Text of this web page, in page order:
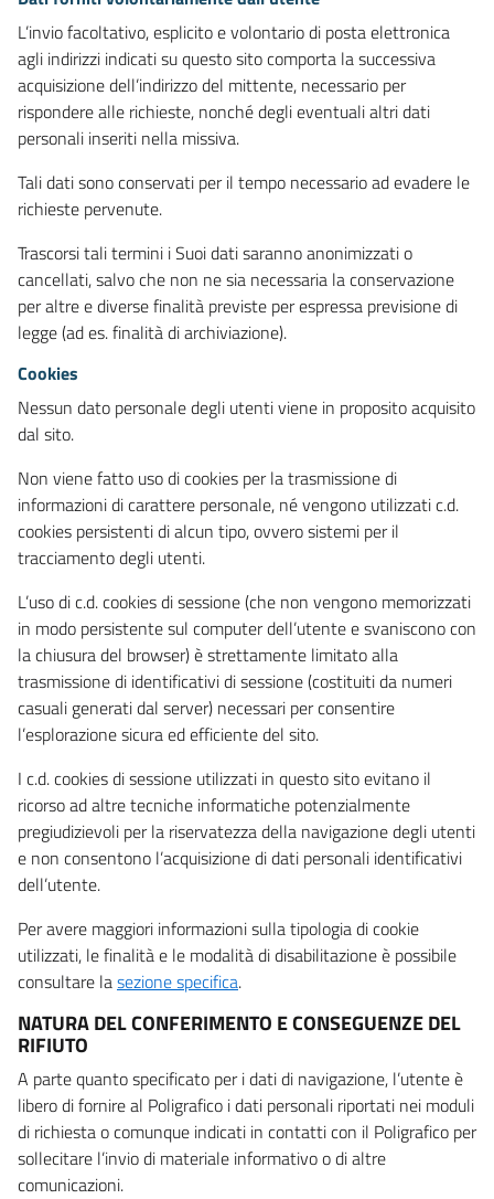
L’invio facoltativo, esplicito e volontario di posta elettronica
agli indirizzi indicati su questo sito comporta la successiva
acquisizione dell’indirizzo del mittente, necessario per
rispondere alle richieste, nonché degli eventuali altri dati
personali inseriti nella missiva.
Tali dati sono conservati per il tempo necessario ad evadere le
richieste pervenute.
Trascorsi tali termini i Suoi dati saranno anonimizzati o
cancellati, salvo che non ne sia necessaria la conservazione
per altre e diverse finalità previste per espressa previsione di
legge (ad es. finalità di archiviazione).
Cookies
Nessun dato personale degli utenti viene in proposito acquisito
dal sito.
Non viene fatto uso di cookies per la trasmissione di
informazioni di carattere personale, né vengono utilizzati c.d.
cookies persistenti di alcun tipo, ovvero sistemi per il
tracciamento degli utenti.
L’uso di c.d. cookies di sessione (che non vengono memorizzati
in modo persistente sul computer dell’utente e svaniscono con
la chiusura del browser) è strettamente limitato alla
trasmissione di identificativi di sessione (costituiti da numeri
casuali generati dal server) necessari per consentire
l’esplorazione sicura ed efficiente del sito.
I c.d. cookies di sessione utilizzati in questo sito evitano il
ricorso ad altre tecniche informatiche potenzialmente
pregiudizievoli per la riservatezza della navigazione degli utenti
e non consentono l’acquisizione di dati personali identificativi
dell’utente.
Per avere maggiori informazioni sulla tipologia di cookie
utilizzati, le finalità e le modalità di disabilitazione è possibile
consultare lasezione specifica.
NATURA DEL CONFERIMENTO E CONSEGUENZE DEL
RIFIUTO
A parte quanto specificato per i dati di navigazione, l’utente è
libero di fornire al Poligrafico i dati personali riportati nei moduli
di richiesta o comunque indicati in contatti con il Poligrafico per
sollecitare l’invio di materiale informativo o di altre
comunicazioni.